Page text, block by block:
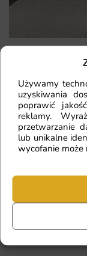
Używamy
uzyskiwania
poprawić
reklamy.
przetwarzanie
lub unikalne
wycofanie może
czy da się na
fototapetę?
zamówienia?
Czy mogę